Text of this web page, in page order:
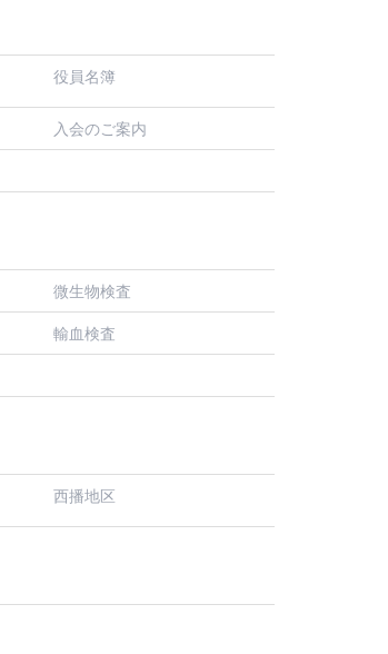
役員名簿
入会のご案内
微生物検査
輸血検査
西播地区